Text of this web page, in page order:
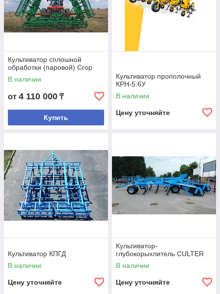
Культиватор сплошной
обработки (паровой) Crop
В наличии
от 4 110 000 ₸
Купить
Культиватор прополочный
КРН-5.6У
В наличии
Цену уточняйте
Культиватор КПГД
В наличии
Цену уточняйте
Культиватор-
глубокорыхлитель CULTER
В наличии
Цену уточняйте